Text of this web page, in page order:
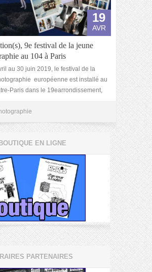
19
AVR
9e festival de la jeune
au 104 à Paris
au 30 juin 2019, le festival de la
européenne est installé au
Paris dans le 19earrondissement,
EN LIGNE
PARTENAIRES